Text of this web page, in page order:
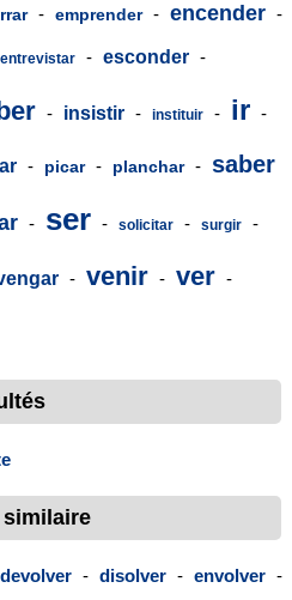
- emprender - encender -
entrevistar - esconder -
- insistir - instituir - ir -
- picar - planchar - saber
- ser - solicitar - surgir -
- venir - ver -
similaire
devolver - disolver - envolver -